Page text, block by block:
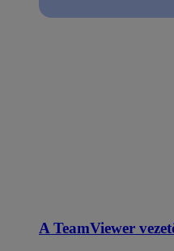
A TeamViewer